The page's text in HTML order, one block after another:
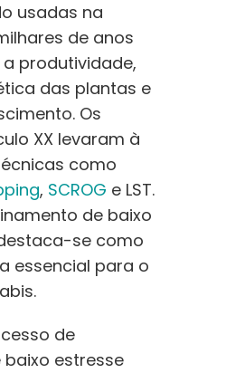
usadas na
de anos
produtividade,
das plantas e
Os
XX levaram à
como
, SCROG e LST.
de baixo
se como
essencial para o
de
estresse